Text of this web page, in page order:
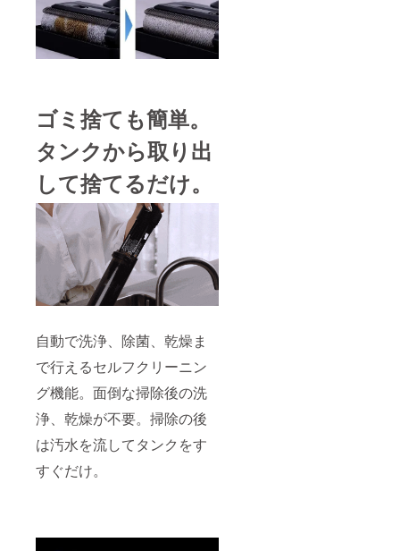
ゴミ捨ても簡単。
タンクから取り出
して捨てるだけ。
自動で洗浄、除菌、乾燥ま
で行えるセルフクリーニン
グ機能。面倒な掃除後の洗
浄、乾燥が不要。掃除の後
は汚水を流してタンクをす
すぐだけ。